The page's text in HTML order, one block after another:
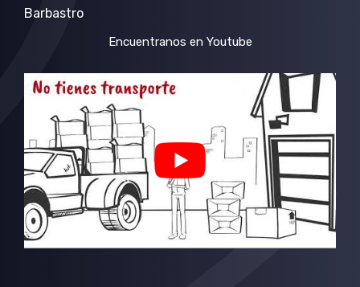
Barbastro
Encuentranos en Youtube